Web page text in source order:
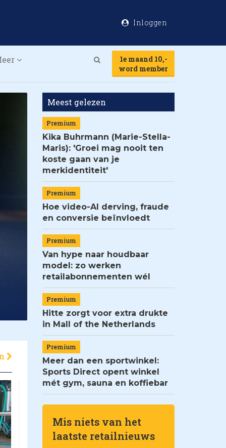
Inloggen
1e maand 10,-
word member
Meest gelezen
Premium
Kika Buhrmann (Marie-Stella-
Maris): 'Groei mag nooit ten
koste gaan van je
merkidentiteit'
Premium
Hoe video-AI derving, fraude
en conversie beïnvloedt
Premium
Van hype naar houdbaar
model: zo werken
retailabonnementen wél
Premium
Hitte zorgt voor extra drukte
in Mall of the Netherlands
Premium
Meer dan een sportwinkel:
Sports Direct opent winkel
mét gym, sauna en koffiebar
Mis niets van het
laatste retailnieuws